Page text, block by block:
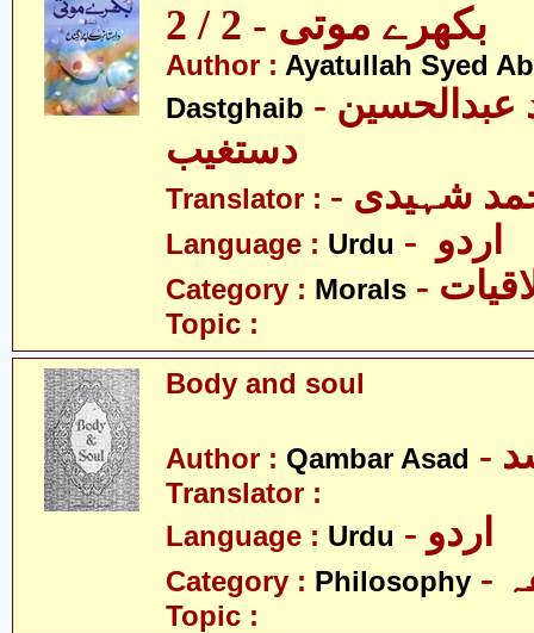
بکھرے موتی - 2 / 2
Author : Ayatullah Syed
Dastghaib - آیت اللہ سیّد عبدالحسین
دستغیب
Translator : شہیدی
Language : Urdu
Category : Morals
Topic :
Body and soul
Author : Qambar Asad
Translator :
Language : Urdu - اردو
Category : Philosophy
Topic :